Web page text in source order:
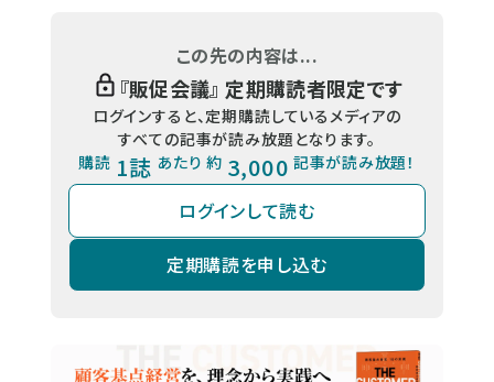
この先の内容は...
『販促会議』 定期購読者限定です
ログインすると、定期購読しているメディアの
すべての記事が読み放題となります。
購読 1誌 あたり 約 3,000 記事が読み放題！
ログインして読む
定期購読を申し込む